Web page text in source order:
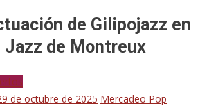
de Gilipojazz en
de Montreux
de octubre de 2025 Mercadeo Pop